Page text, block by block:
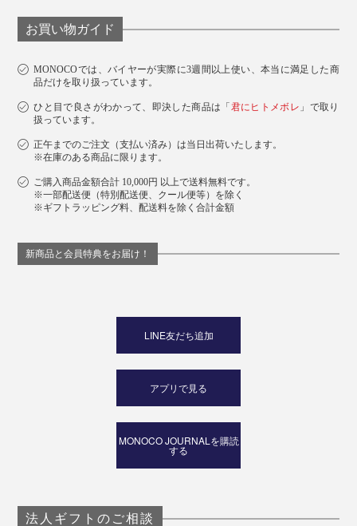
お買い物ガイド
MONOCOでは、バイヤーが実際に3週間以上使い、本当に満足した商
品だけを取り扱っています。
ひと目で良さがわかって、即決した商品は「君にヒトメボレ 」で取り
扱っています。
正午までのご注文（支払い済み）は当日出荷いたします。
※在庫のある商品に限ります。
ご購入商品金額合計 10,000円 以上で送料無料です。
※一部配送便（特別配送便、クール便等）を除く
※ギフトラッピング料、配送料を除く合計金額
新商品と会員特典をお届け！
LINE友だち追加
アプリで見る
MONOCO JOURNALを購読
する
法人ギフトのご相談